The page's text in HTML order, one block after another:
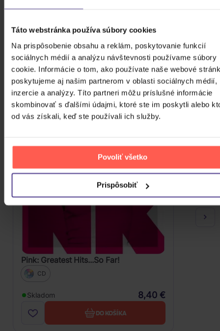
Táto webstránka používa súbory cookies
Na prispôsobenie obsahu a reklám, poskytovanie funkcií
sociálnych médií a analýzu návštevnosti používame súbory
cookie. Informácie o tom, ako používate naše webové
poskytujeme aj našim partnerom v oblasti sociálnych médií,
inzercie a analýzy. Títo partneri môžu príslušné informácie
skombinovať s ďalšími údajmi, ktoré ste im poskytli alebo
od vás získali, keď ste používali ich služby.
Povoliť všetko
Prispôsobiť
ZOBRAZIŤ VŠETKÝCH
VIAC OD P!NK
Do nálady sa vám možno trafia aj nasledujúce
kusovky. Mrknite na ne.
Pink: Greatest Hits...So Far!
CD
Skladom 8,40 €
DO KOŠÍKA